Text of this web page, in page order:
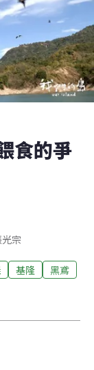
食的爭
宗
基隆 黑鳶